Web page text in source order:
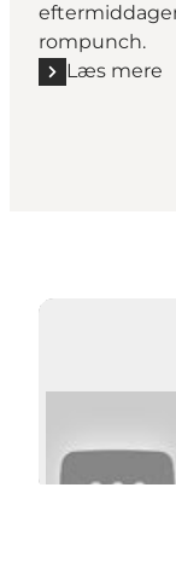
rompunch.
Læs mere
Læs mere